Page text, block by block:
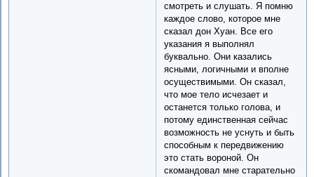
смотреть и слушать. Я помню
каждое слово, которое мне
сказал дон Хуан. Все его
указания я выполнял
буквально. Они казались
ясными, логичными и вполне
осуществимыми. Он сказал,
что мое тело исчезает и
останется только голова, и
потому единственная сейчас
возможность не уснуть и быть
способным к передвижению
это стать вороной. Он
скомандовал мне старательно